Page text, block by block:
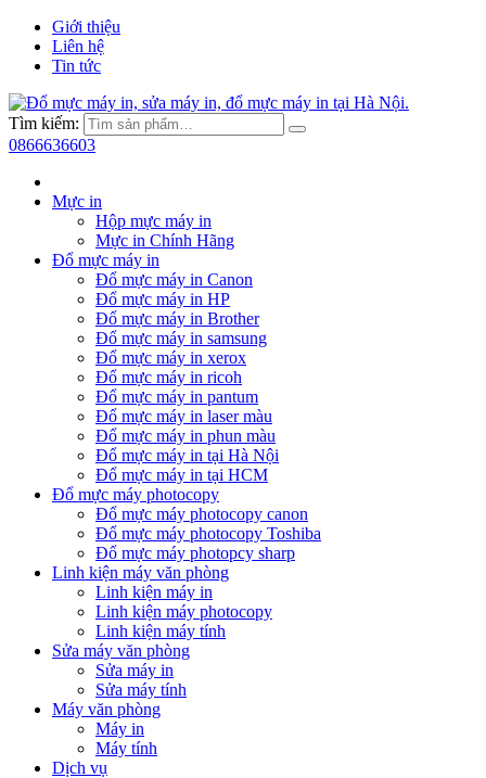
Giới thiệu
Liên hệ
Tin tức
Tìm kiếm:
0866636603
Mực in
Hộp mực máy in
Mực in Chính Hãng
Đổ mực máy in
Đổ mực máy in Canon
Đổ mực máy in HP
Đổ mực máy in Brother
Đổ mực máy in samsung
Đổ mực máy in xerox
Đổ mực máy in ricoh
Đổ mực máy in pantum
Đổ mực máy in laser màu
Đổ mực máy in phun màu
Đổ mực máy in tại Hà Nội
Đổ mực máy in tại HCM
Đổ mực máy photocopy
Đổ mực máy photocopy canon
Đổ mực máy photocopy Toshiba
Đổ mực máy photopcy sharp
Linh kiện máy văn phòng
Linh kiện máy in
Linh kiện máy photocopy
Linh kiện máy tính
Sửa máy văn phòng
Sửa máy in
Sửa máy tính
Máy văn phòng
Máy in
Máy tính
Dịch vụ